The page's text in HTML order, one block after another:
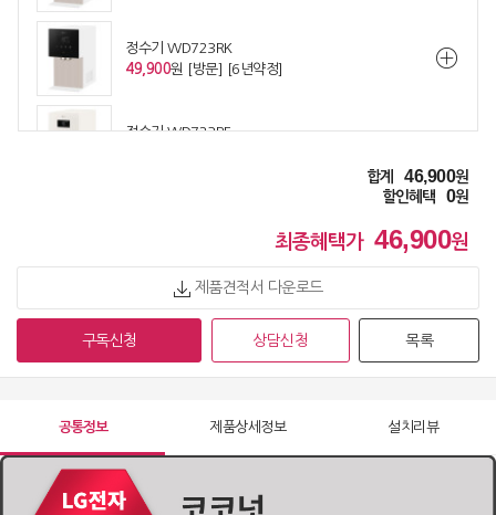
정수기 WD723RK
49,900원 [방문] [6년약정]
정수기 WD723RE
원 [방문] [6년약정]
정수기 WD722RH
63,900원 [방문] [4년약정]
정수기 WD722RH
51,900
합계 46,900원
할인혜택
0원
최종혜택가 46,900원
제품견적서 다운로드
구독신청 목록
상담신청
공통정보 제품상세정보 설치리뷰